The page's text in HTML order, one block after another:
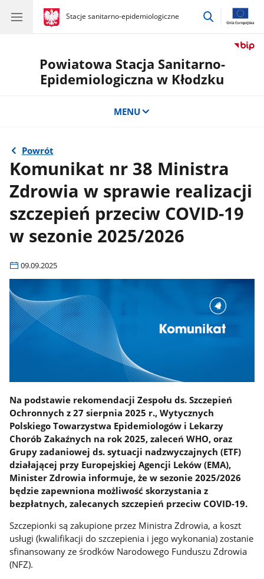
gov.pl
Stacje sanitarno-epidemiologiczne
gov.pl
Stacje
przejdź
Powiatowa Stacja Sanitarno-
Epidemiologiczna w Kłodzku
MENU
Powrót
Komunikat nr 38 Ministra
Zdrowia w sprawie realizacji
szczepień przeciw COVID-19
w sezonie 2025/2026
09.09.2025
Na podstawie rekomendacji Zespołu ds. Szczepień
Ochronnych z 27 sierpnia 2025 r., Wytycznych
Polskiego Towarzystwa Epidemiologów i Lekarzy
Chorób Zakaźnych na rok 2025, zaleceń WHO, oraz
Grupy zadaniowej ds. sytuacji nadzwyczajnych (ETF)
działającej przy Europejskiej Agencji Leków (EMA),
Minister Zdrowia informuje, że w sezonie 2025/2026
będzie zapewniona możliwość skorzystania z
bezpłatnych, zalecanych szczepień przeciw COVID-19.
Szczepionki są zakupione przez Ministra Zdrowia, a koszt
usługi (kwalifikacji do szczepienia i jego wykonania) zostanie
sfinansowany ze środków Narodowego Funduszu Zdrowia
(NFZ).